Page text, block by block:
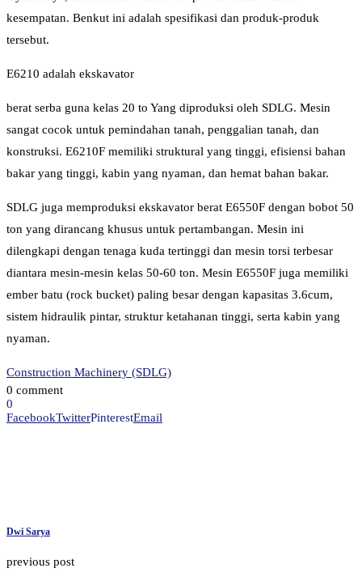
kesempatan. Benkut ini adalah spesifikasi dan produk-produk
tersebut.
E6210 adalah ekskavator
berat serba guna kelas 20 to Yang diproduksi oleh SDLG. Mesin
sangat cocok untuk pemindahan tanah, penggalian tanah, dan
konstruksi. E6210F memiliki struktural yang tinggi, efisiensi bahan
bakar yang tinggi, kabin yang nyaman, dan hemat bahan bakar.
SDLG juga memproduksi ekskavator berat E6550F dengan bobot 50
ton yang dirancang khusus untuk pertambangan. Mesin ini
dilengkapi dengan tenaga kuda tertinggi dan mesin torsi terbesar
diantara mesin-mesin kelas 50-60 ton. Mesin E6550F juga memiliki
ember batu (rock bucket) paling besar dengan kapasitas 3.6cum,
sistem hidraulik pintar, struktur ketahanan tinggi, serta kabin yang
nyaman.
Construction Machinery (SDLG)
0 comment
0
FacebookTwitterPinterestEmail
Dwi Sarya
previous post